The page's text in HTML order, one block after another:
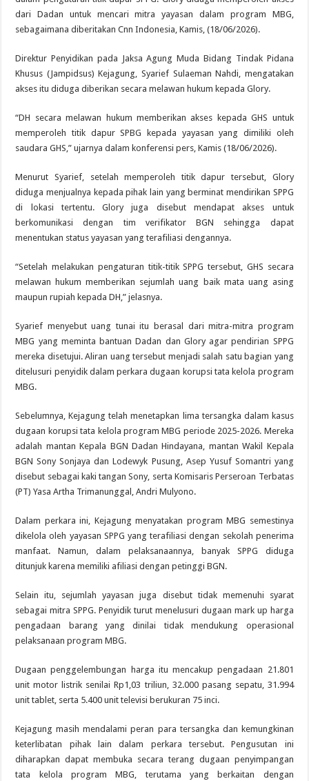
dari Dadan untuk mencari mitra yayasan dalam program MBG,
sebagaimana diberitakan Cnn Indonesia, Kamis, (18/06/2026).
Direktur Penyidikan pada Jaksa Agung Muda Bidang Tindak Pidana
Khusus (Jampidsus) Kejagung, Syarief Sulaeman Nahdi, mengatakan
akses itu diduga diberikan secara melawan hukum kepada Glory.
“DH secara melawan hukum memberikan akses kepada GHS untuk
memperoleh titik dapur SPBG kepada yayasan yang dimiliki oleh
saudara GHS,” ujarnya dalam konferensi pers, Kamis (18/06/2026).
Menurut Syarief, setelah memperoleh titik dapur tersebut, Glory
diduga menjualnya kepada pihak lain yang berminat mendirikan SPPG
di lokasi tertentu. Glory juga disebut mendapat akses untuk
berkomunikasi dengan tim verifikator BGN sehingga dapat
menentukan status yayasan yang terafiliasi dengannya.
“Setelah melakukan pengaturan titik-titik SPPG tersebut, GHS secara
melawan hukum memberikan sejumlah uang baik mata uang asing
maupun rupiah kepada DH,” jelasnya.
Syarief menyebut uang tunai itu berasal dari mitra-mitra program
MBG yang meminta bantuan Dadan dan Glory agar pendirian SPPG
mereka disetujui. Aliran uang tersebut menjadi salah satu bagian yang
ditelusuri penyidik dalam perkara dugaan korupsi tata kelola program
MBG.
Sebelumnya, Kejagung telah menetapkan lima tersangka dalam kasus
dugaan korupsi tata kelola program MBG periode 2025-2026. Mereka
adalah mantan Kepala BGN Dadan Hindayana, mantan Wakil Kepala
BGN Sony Sonjaya dan Lodewyk Pusung, Asep Yusuf Somantri yang
disebut sebagai kaki tangan Sony, serta Komisaris Perseroan Terbatas
(PT) Yasa Artha Trimanunggal, Andri Mulyono.
Dalam perkara ini, Kejagung menyatakan program MBG semestinya
dikelola oleh yayasan SPPG yang terafiliasi dengan sekolah penerima
manfaat. Namun, dalam pelaksanaannya, banyak SPPG diduga
ditunjuk karena memiliki afiliasi dengan petinggi BGN.
Selain itu, sejumlah yayasan juga disebut tidak memenuhi syarat
sebagai mitra SPPG. Penyidik turut menelusuri dugaan mark up harga
pengadaan barang yang dinilai tidak mendukung operasional
pelaksanaan program MBG.
Dugaan penggelembungan harga itu mencakup pengadaan 21.801
unit motor listrik senilai Rp1,03 triliun, 32.000 pasang sepatu, 31.994
unit tablet, serta 5.400 unit televisi berukuran 75 inci.
Kejagung masih mendalami peran para tersangka dan kemungkinan
keterlibatan pihak lain dalam perkara tersebut. Pengusutan ini
diharapkan dapat membuka secara terang dugaan penyimpangan
tata kelola program MBG, terutama yang berkaitan dengan